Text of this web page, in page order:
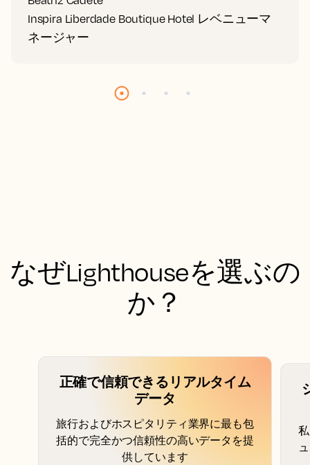
Inspira Liberdade Boutique Hotel レベニューマ
ネージャー
なぜLighthouseを選ぶの
か？
正確で信頼できるリアルタイム
データ
旅行およびホスピタリティ業界に最も包
括的で完全かつ信頼性の高いデータを提
供しています